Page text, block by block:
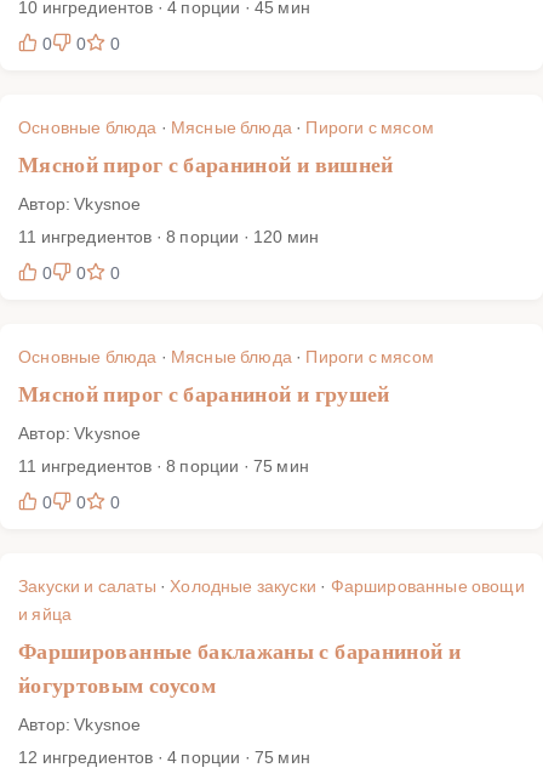
10 ингредиентов · 4 порции · 45 мин
0
0 0
Основные блюда · Мясные блюда· Пироги с мясом
Мясной пирог с бараниной и вишней
Автор: Vkysnoe
11 ингредиентов · 8 порции · 120 мин
0
0 0
Основные блюда · Мясные блюда· Пироги с мясом
Мясной пирог с бараниной и грушей
Автор: Vkysnoe
11 ингредиентов · 8 порции · 75 мин
0
0 0
Закуски и салаты ·Холодные закуски · Фаршированные овощи
и яйца
Фаршированные баклажаны с бараниной и
йогуртовым соусом
Автор: Vkysnoe
12 ингредиентов · 4 порции · 75 мин